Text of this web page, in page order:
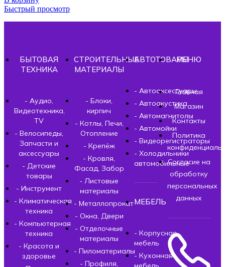
Быстрый просмотр
БЫТОВАЯ
ТЕХНИКА
- Аудио,
Видеотехника,
TV
- Велосипеды,
Запчасти и
аксессуары
- Детские
товары
- Инструмент
- Климатическая
техника
- Компьютерная
техника
- Красота и
здоровье
СТРОИТЕЛЬНЫЕ
МАТЕРИАЛЫ
- Блоки,
кирпич
- Котлы, Печи,
Отопление
- Крепёж
- Кровля,
Фасад, Забор
- Листовые
материалы
- Металлопрокат
- Окна, Двери
- Отделочные
материалы
- Пиломатериалы
- Профиля,
АВТОТОВАРЫ
- Автоаксессуары
- Автоакустика
- Автомагнитолы
- Автомойки
- Видеорегистраторы
- Холодильники
автомобильные
МЕБЕЛЬ
- Корпусная
мебель
- Кухонная
МЕНЮ
Главная
Магазин
Контакты
Политика
Согласие на
обработку
персональных
данных